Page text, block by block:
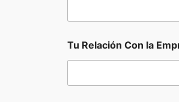
Tu Relación Con la